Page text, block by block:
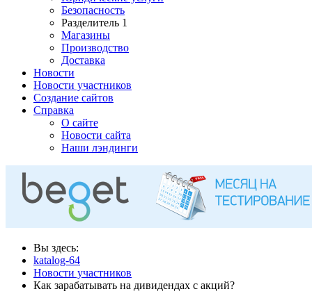
Безопасность
Разделитель 1
Магазины
Производство
Доставка
Новости
Новости участников
Создание сайтов
Справка
О сайте
Новости сайта
Наши лэндинги
Вы здесь:
katalog-64
Новости участников
Как зарабатывать на дивидендах с акций?